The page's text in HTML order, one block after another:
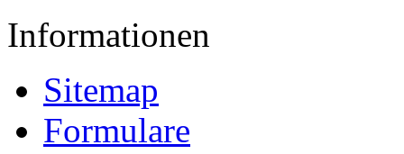
Informationen
Sitemap
Formulare